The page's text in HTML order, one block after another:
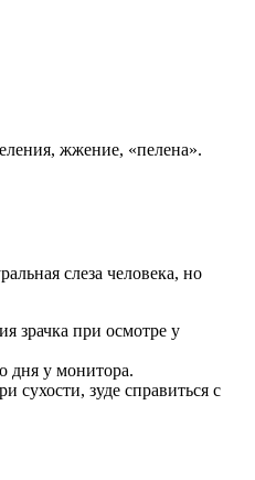
жжение, «пелена».
слеза человека, но
зрачка при осмотре у
дня у монитора.
зуде справиться с